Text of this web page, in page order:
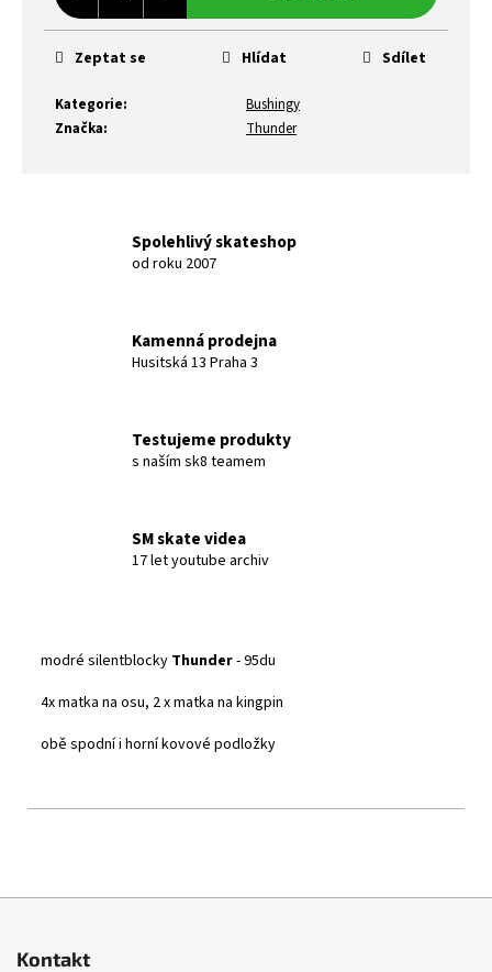
Kategorie:
Bushingy
Značka: Thunder
Zeptat se Hlídat Sdílet
Spolehlivý skateshop
od roku 2007
Kamenná prodejna
Husitská 13 Praha 3
Testujeme produkty
s naším sk8 teamem
SM skate videa
17 let youtube archiv
modré silentblocky Thunder- 95du
4x matka na osu, 2 x matka na kingpin
obě spodní i horní kovové podložky
Kontakt